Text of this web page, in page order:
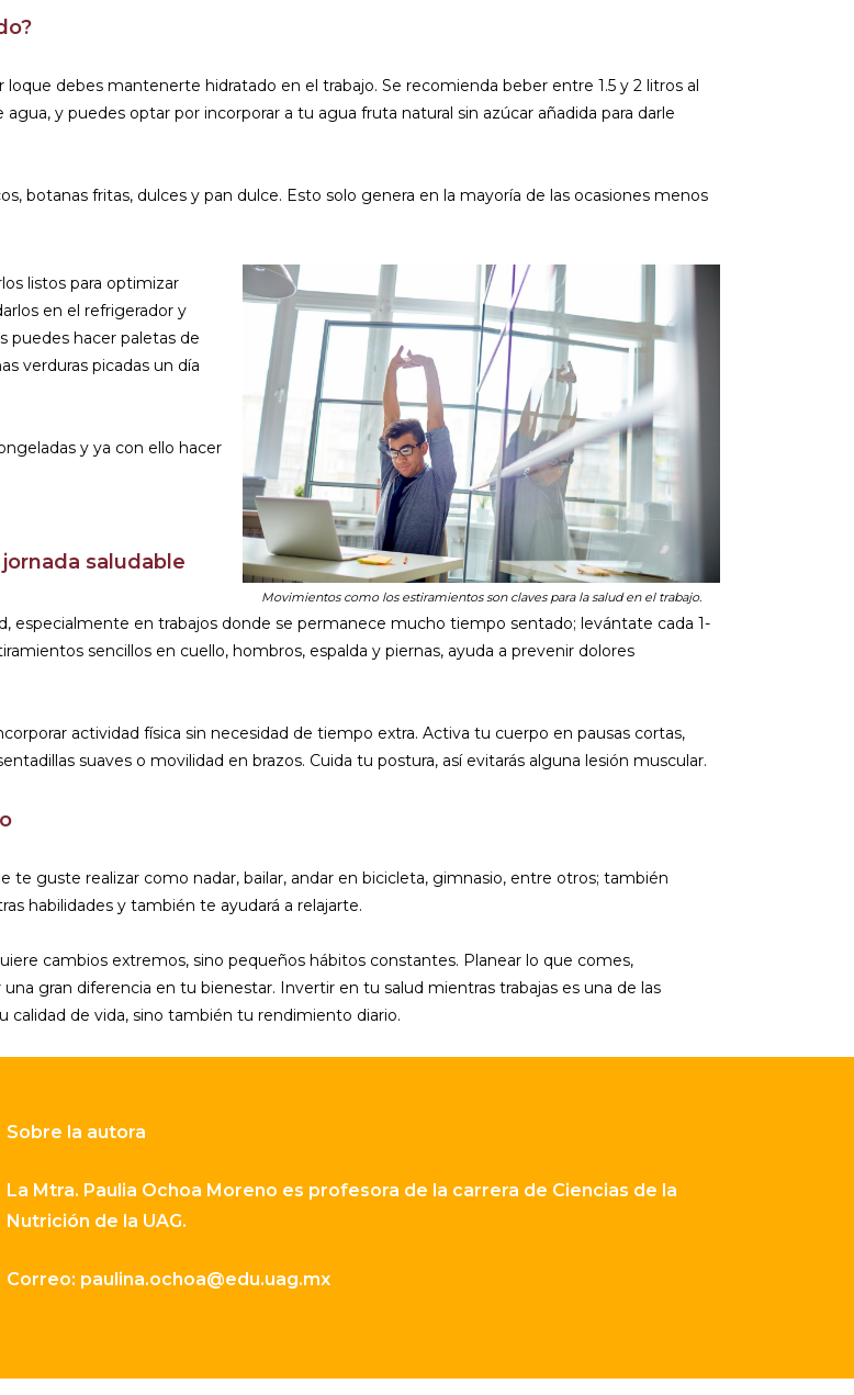
debes mantenerte hidratado en el trabajo. Se recomienda beber entre 1.5 y 2 litros al
y puedes optar por incorporar a tu agua fruta natural sin azúcar añadida para darle
botanas fritas, dulces y pan dulce. Esto solo genera en la mayoría de las ocasiones menos
listos para optimizar
en el refrigerador y
puedes hacer paletas de
verduras picadas un día
y ya con ello hacer
saludable
Movimientos como los estiramientos son claves para la salud en el trabajo.
especialmente en trabajos donde se permanece mucho tiempo sentado; levántate cada 1-
sencillos en cuello, hombros, espalda y piernas, ayuda a prevenir dolores
actividad física sin necesidad de tiempo extra. Activa tu cuerpo en pausas cortas,
suaves o movilidad en brazos. Cuida tu postura, así evitarás alguna lesión muscular.
guste realizar como nadar, bailar, andar en bicicleta, gimnasio, entre otros; también
habilidades y también te ayudará a relajarte.
cambios extremos, sino pequeños hábitos constantes. Planear lo que comes,
gran diferencia en tu bienestar. Invertir en tu salud mientras trabajas es una de las
de vida, sino también tu rendimiento diario.
Sobre la autora
La Mtra. Paulia Ochoa Moreno es profesora de la carrera de Ciencias de la
Nutrición de la UAG.
Correo: paulina.ochoa@edu.uag.mx